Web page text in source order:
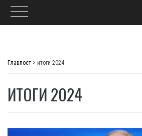
Главпост > итоги 2024
ИТОГИ 2024